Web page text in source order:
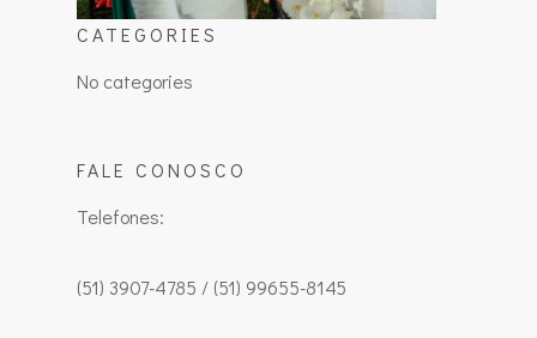
CATEGORIES
No categories
FALE CONOSCO
Telefones:
(51) 3907-4785 / (51) 99655-8145